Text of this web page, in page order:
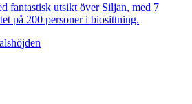
fantastisk utsikt över Siljan, med 7
på 200 personer i biosittning.